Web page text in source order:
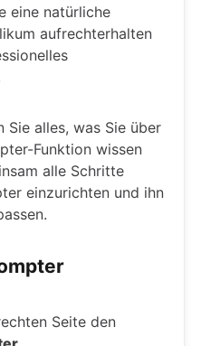
eine natürliche
aufrechterhalten
alles, was Sie über
Funktion wissen
alle Schritte
einzurichten und ihn
Seite den